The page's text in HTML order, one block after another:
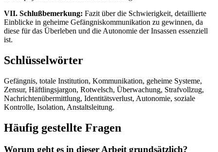
VII. Schlußbemerkung: Fazit über die Schwierigkeit, detaillierte
Einblicke in geheime Gefängniskommunikation zu gewinnen, da
diese für das Überleben und die Autonomie der Insassen essenziell
ist.
Schlüsselwörter
Gefängnis, totale Institution, Kommunikation, geheime Systeme,
Zensur, Häftlingsjargon, Rotwelsch, Überwachung, Strafvollzug,
Nachrichtenübermittlung, Identitätsverlust, Autonomie, soziale
Kontrolle, Isolation, Anstaltsleitung.
Häufig gestellte Fragen
Worum geht es in dieser Arbeit grundsätzlich?